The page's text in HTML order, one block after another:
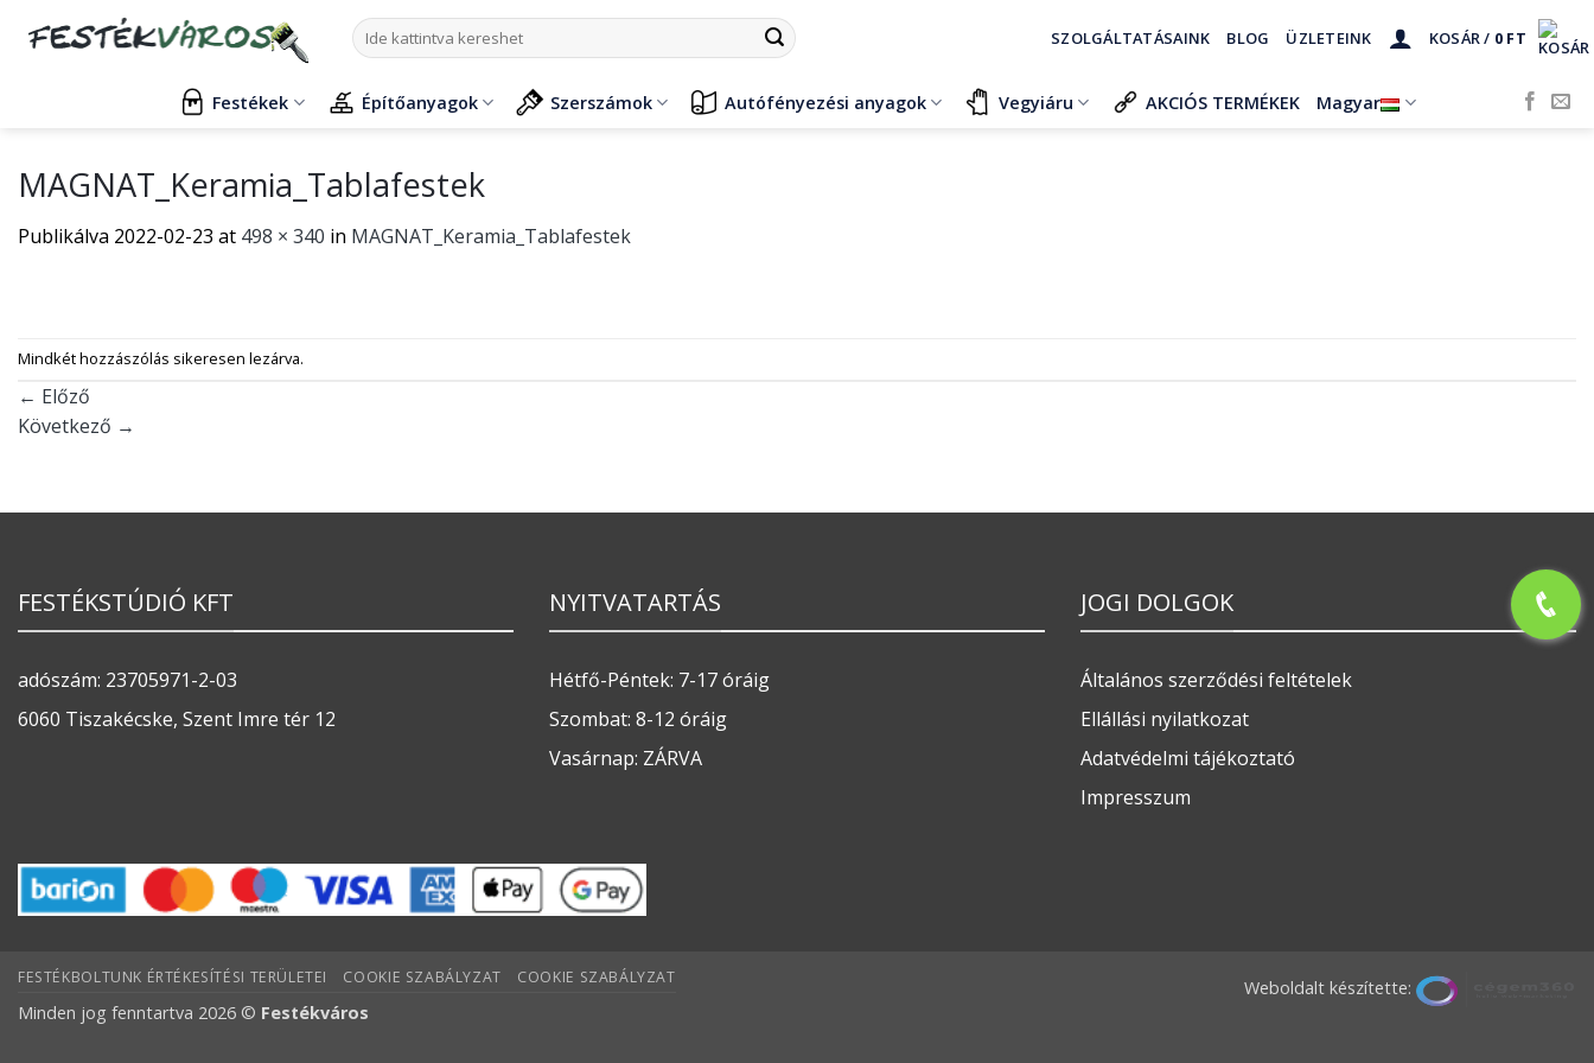
Keresés
a
SZOLGÁLTATÁSAINK BLOG ÜZLETEINK KOSÁR / 0 FT
Festékek Építőanyagok Szerszámok Autófényezési anyagok Vegyiáru AKCIÓS TERMÉKEK Magyar
MAGNAT_Keramia_Tablafestek
Publikálva 2022-02-23 at 498 × 340 in MAGNAT_Keramia_Tablafestek
Mindkét hozzászólás sikeresen lezárva.
← Előző
Következő →
FESTÉKSTÚDIÓ KFT
adószám: 23705971-2-03
6060 Tiszakécske, Szent Imre tér 12
NYITVATARTÁS
Hétfő-Péntek: 7-17 óráig
Szombat: 8-12 óráig
Vasárnap: ZÁRVA
JOGI DOLGOK
Általános szerződési feltételek
Ellállási nyilatkozat
Adatvédelmi tájékoztató
Impresszum
Weboldalt készítette:
FESTÉKBOLTUNK ÉRTÉKESÍTÉSI TERÜLETEI COOKIE SZABÁLYZAT COOKIE SZABÁLYZAT
Minden jog fenntartva 2026 © Festékváros